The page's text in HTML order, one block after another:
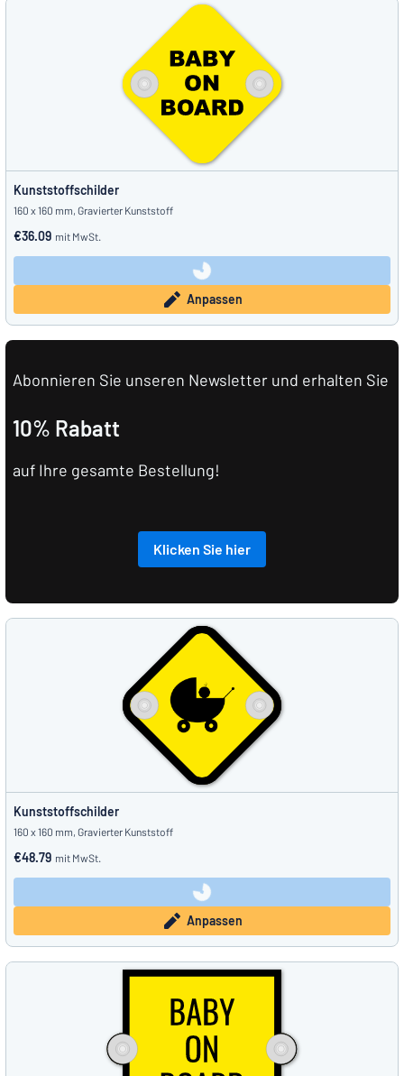
Kunststoffschilder
160 x 160 mm, Gravierter Kunststoff
€36.09 mit MwSt.
Anpassen
Abonnieren Sie unseren Newsletter und erhalten Sie
10% Rabatt
auf Ihre gesamte Bestellung!
Klicken Sie hier
Kunststoffschilder
160 x 160 mm, Gravierter Kunststoff
€48.79 mit MwSt.
Anpassen